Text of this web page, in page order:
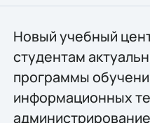
Новый учебный
студентам
программы
информационных